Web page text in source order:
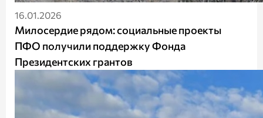
16.01.2026
Милосердие рядом: социальные проекты
ПФО получили поддержку Фонда
Президентских грантов